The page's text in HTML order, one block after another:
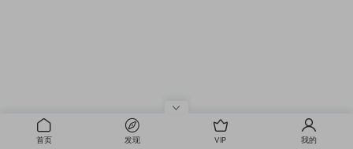
首页 发现 VIP 我的